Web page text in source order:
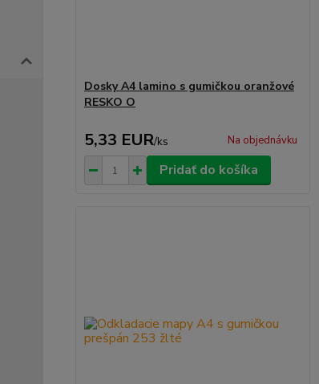
Dosky A4 lamino s gumičkou oranžové
RESKO O
5,33 EUR/ks Na objednávku
Pridať do košíka